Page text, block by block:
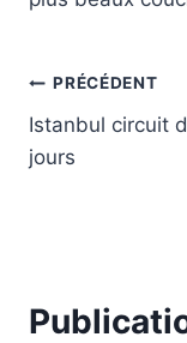
Navigation
de
PRÉCÉDENT
Istanbul circuit
jours